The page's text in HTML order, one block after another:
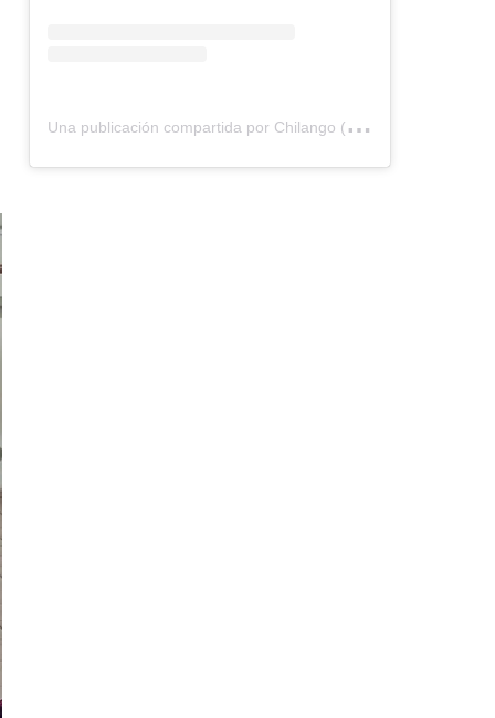
U
na publicación compartida por Chilango (@chilangocom)